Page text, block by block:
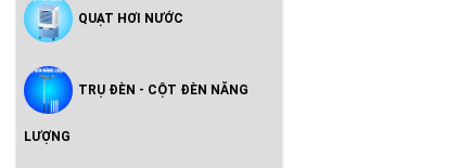
QUẠT HƠI NƯỚC
TRỤ ĐÈN - CỘT ĐÈN NĂNG
LƯỢNG